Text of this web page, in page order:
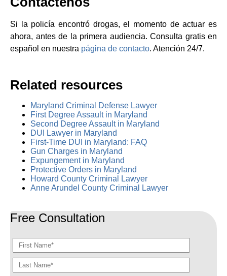
Si la policía encontró drogas, el momento de actuar es
ahora, antes de la primera audiencia. Consulta gratis en
español en nuestra página de contacto. Atención 24/7.
Related resources
Maryland Criminal Defense Lawyer
First Degree Assault in Maryland
Second Degree Assault in Maryland
DUI Lawyer in Maryland
First-Time DUI in Maryland: FAQ
Gun Charges in Maryland
Expungement in Maryland
Protective Orders in Maryland
Howard County Criminal Lawyer
Anne Arundel County Criminal Lawyer
Free Consultation